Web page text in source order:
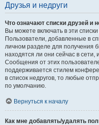
Друзья и недруги
Что означают списки друзей и
Вы можете включать в эти
Пользователи, добавленные в
личном разделе для получения
находятся ли они сейчас в
Сообщения от этих
поддерживается стилем
в список недругов, то любые
по умолчанию.
Вернуться к началу
Как мне добавлять/удалять